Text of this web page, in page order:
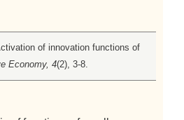
of innovation functions of
Economy, 4(2), 3-8.